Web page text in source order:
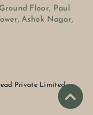
Floor, Paul
Ashok Nagar,
Private Limited